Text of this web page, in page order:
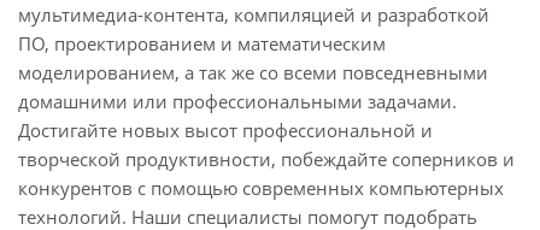
мультимедиа-контента, компиляцией и разработкой
ПО, проектированием и математическим
моделированием, а так же со всеми повседневными
домашними или профессиональными задачами.
Достигайте новых высот профессиональной и
творческой продуктивности, побеждайте соперников и
конкурентов с помощью современных компьютерных
технологий. Наши специалисты помогут подобрать